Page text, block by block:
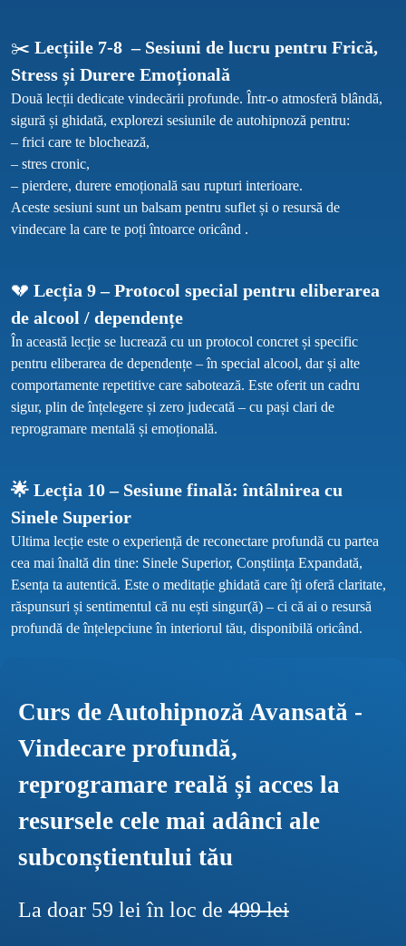
✂️ Lecțiile 7-8  – Sesiuni de lucru pentru Frică,
Stress și Durere Emoțională
Două lecții dedicate vindecării profunde. Într-o atmosferă blândă,
sigură și ghidată, explorezi sesiunile de autohipnoză pentru:
– frici care te blochează,
– stres cronic,
– pierdere, durere emoțională sau rupturi interioare.
Aceste sesiuni sunt un balsam pentru suflet și o resursă de
vindecare la care te poți întoarce oricând .
💔 Lecția 9 – Protocol special pentru eliberarea
de alcool / dependențe
În această lecție se lucrează cu un protocol concret și specific
pentru eliberarea de dependențe – în special alcool, dar și alte
comportamente repetitive care sabotează. Este oferit un cadru
sigur, plin de înțelegere și zero judecată – cu pași clari de
🌟 Lecția 10 – Sesiune finală: întâlnirea cu
Sinele Superior
Ultima lecție este o experiență de reconectare profundă cu partea
cea mai înaltă din tine: Sinele Superior, Conștiința Expandată,
Esența ta autentică. Este o meditație ghidată care îți oferă claritate,
răspunsuri și sentimentul că nu ești singur(ă) – ci că ai o resursă
Curs de Autohipnoză Avansată -
Vindecare profundă,
reprogramare reală și acces la
resursele cele mai adânci ale
subconștientului tău
La doar 59 lei în loc de 499 lei